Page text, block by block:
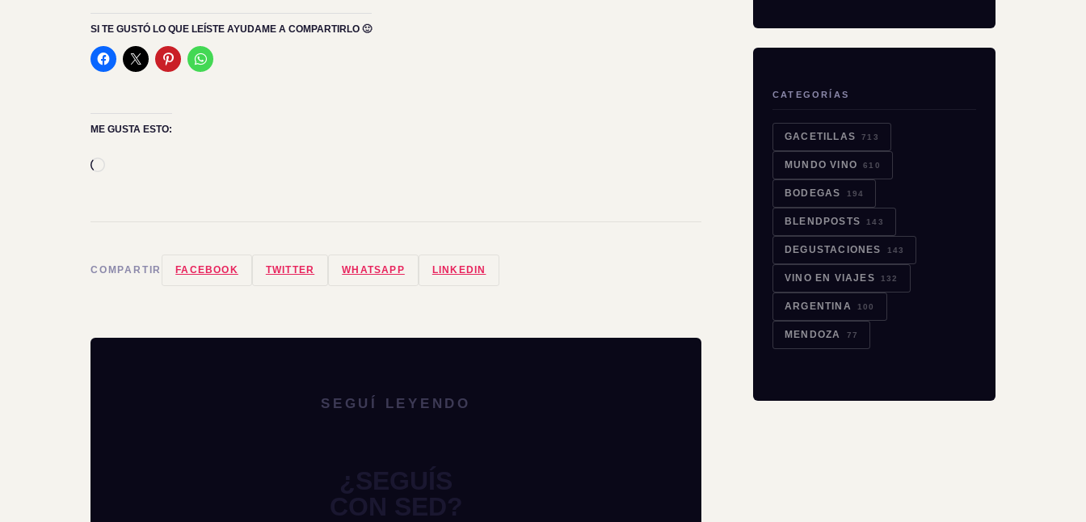
SI TE GUSTÓ LO QUE LEÍSTE AYUDAME A COMPARTIRLO 🙂
ME GUSTA ESTO:
COMPARTIR FACEBOOK TWITTER WHATSAPP LINKEDIN
SEGUÍ LEYENDO
¿SEGUÍS
CON SED?
CATEGORÍAS
GACETILLAS 713
MUNDO VINO 610
BODEGAS 194
BLENDPOSTS 143
DEGUSTACIONES 143
VINO EN VIAJES 132
ARGENTINA 100
MENDOZA 77